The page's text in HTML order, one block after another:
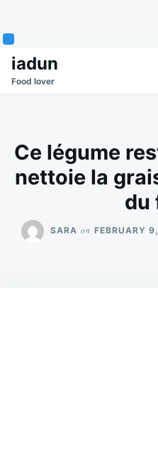
SkipSearch
for:
iadun
Food lover
Ce légume
nettoie la
du
SARA on FEBRUARY